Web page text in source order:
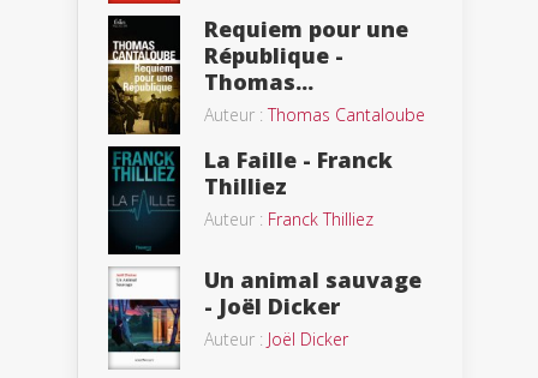
Requiem pour une
République -
Thomas...
Auteur :Thomas Cantaloube
La Faille - Franck
Thilliez
Auteur : Franck Thilliez
Un animal sauvage
- Joël Dicker
Auteur : Joël Dicker